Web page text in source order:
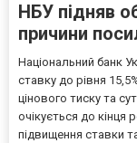
НБУ підняв
причини
Національний банк
ставку до рівня
цінового тиску та
очікується до кінця
підвищення ставки